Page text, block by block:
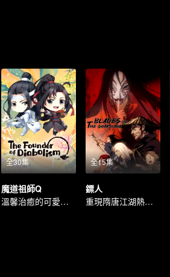
全30集
魔道祖師Q
溫馨治癒的可愛日常
全15集
鏢人
重現隋唐江湖熱血！